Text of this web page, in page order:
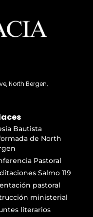
North Bergen,
Bautista
de North
Pastoral
Salmo 119
pastoral
ministerial
literarios